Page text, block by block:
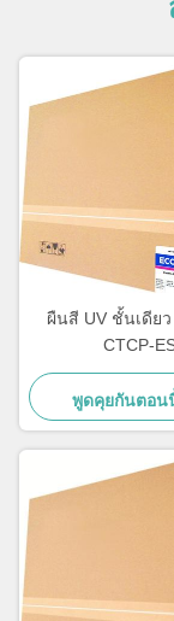
ผืนสี UV ชั้นเดียว
CTCP-
พูดคุยกันตอน